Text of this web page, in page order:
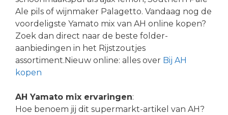
Ale pils of wijnmaker Palagetto. Vandaag nog de
voordeligste Yamato mix van AH online kopen?
Zoek dan direct naar de beste folder-
aanbiedingen in het Rijstzoutjes
assortiment.Nieuw online: alles over Bij AH
kopen
AH Yamato mix ervaringen:
Hoe benoem jij dit supermarkt-artikel van AH?